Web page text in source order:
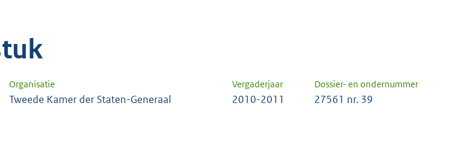
Organisatie Vergaderjaar Dossier- en ondernummer
Tweede Kamer der Staten-Generaal 2010-2011 27561 nr. 39